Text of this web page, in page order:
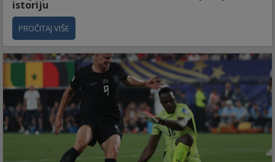
istoriju
PROČITAJ VIŠE